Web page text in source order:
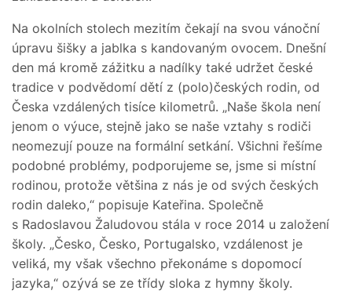
Na okolních stolech mezitím čekají na svou vánoční
úpravu šišky a jablka s kandovaným ovocem. Dnešní
den má kromě zážitku a nadílky také udržet české
tradice v podvědomí dětí z (polo)českých rodin, od
Česka vzdálených tisíce kilometrů. „Naše škola není
jenom o výuce, stejně jako se naše vztahy s rodiči
neomezují pouze na formální setkání. Všichni řešíme
podobné problémy, podporujeme se, jsme si místní
rodinou, protože většina z nás je od svých českých
rodin daleko,“ popisuje Kateřina. Společně
s Radoslavou Žaludovou stála v roce 2014 u založení
školy. „Česko, Česko, Portugalsko, vzdálenost je
veliká, my však všechno překonáme s dopomocí
jazyka,“ ozývá se ze třídy sloka z hymny školy.